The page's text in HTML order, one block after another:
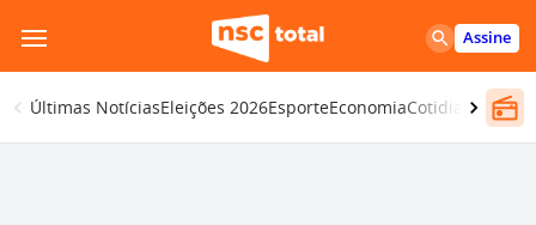
para
o
conteúdo
Assine
Últimas NotíciasEleições 2026EsporteEconomiaCotidiano